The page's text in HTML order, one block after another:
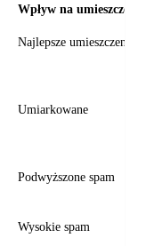
Wpływ na umieszczenie
Najlepsze umieszczenie
Umiarkowane
Podwyższone spam
Wysokie spam